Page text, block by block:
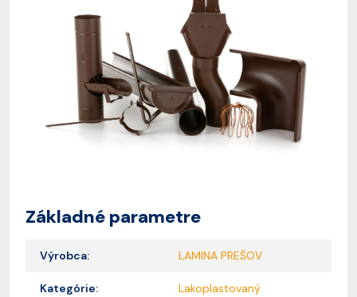
Základné parametre
Výrobca: LAMINA PREŠOV
Kategórie:
Lakoplastovaný